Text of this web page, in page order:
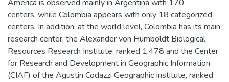
America is observed mainly in Argentina with 170
centers, while Colombia appears with only 18 categorized
centers. In addition, at the world level, Colombia has its main
research center, the Alexander von Humboldt Biological
Resources Research Institute, ranked 1,478 and the Center
for Research and Development in Geographic Information
(CIAF) of the Agustin Codazzi Geographic Institute, ranked